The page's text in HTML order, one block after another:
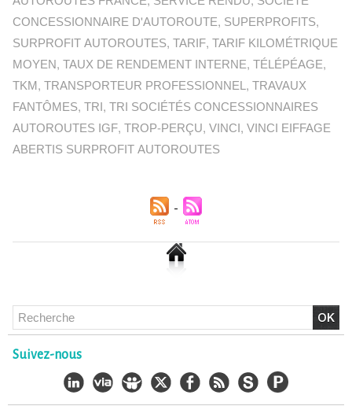
CONCESSIONNAIRE D'AUTOROUTE, SUPERPROFITS,
SURPROFIT AUTOROUTES,TARIF,TARIF KILOMÉTRIQUE
MOYEN,TAUX DE RENDEMENT INTERNE,TÉLÉPÉAGE,
TKM,TRANSPORTEUR PROFESSIONNEL,TRAVAUX
FANTÔMES,TRI,TRI SOCIÉTÉS CONCESSIONNAIRES
AUTOROUTES IGF,TROP-PERÇU,VINCI,VINCI EIFFAGE
ABERTIS SURPROFIT AUTOROUTES
Suivez-nous